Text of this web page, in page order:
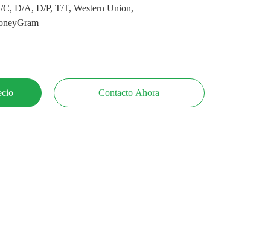
C, D/A, D/P, T/T, Western Union,
Contacto Ahora